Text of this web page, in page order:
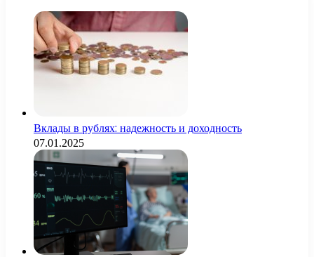
Вклады в рублях: надежность и доходность
07.01.2025